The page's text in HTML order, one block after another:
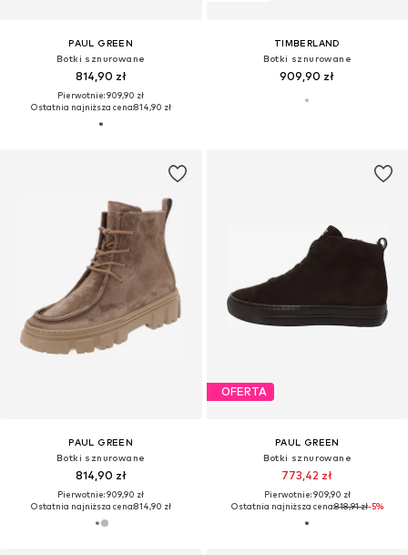
PAUL GREEN
Botki sznurowane
814,90 zł
Pierwotnie: 909,90 zł
Ostatnia najniższa cena:814,90 zł
TIMBERLAND
Botki sznurowane
909,90 zł
PAUL GREEN
Botki sznurowane
814,90 zł
Pierwotnie: 909,90 zł
Ostatnia najniższa cena:814,90 zł
OFERTA
PAUL GREEN
Botki sznurowane
773,42 zł
Pierwotnie: 909,90 zł
Ostatnia najniższa cena:818,91 zł-5%